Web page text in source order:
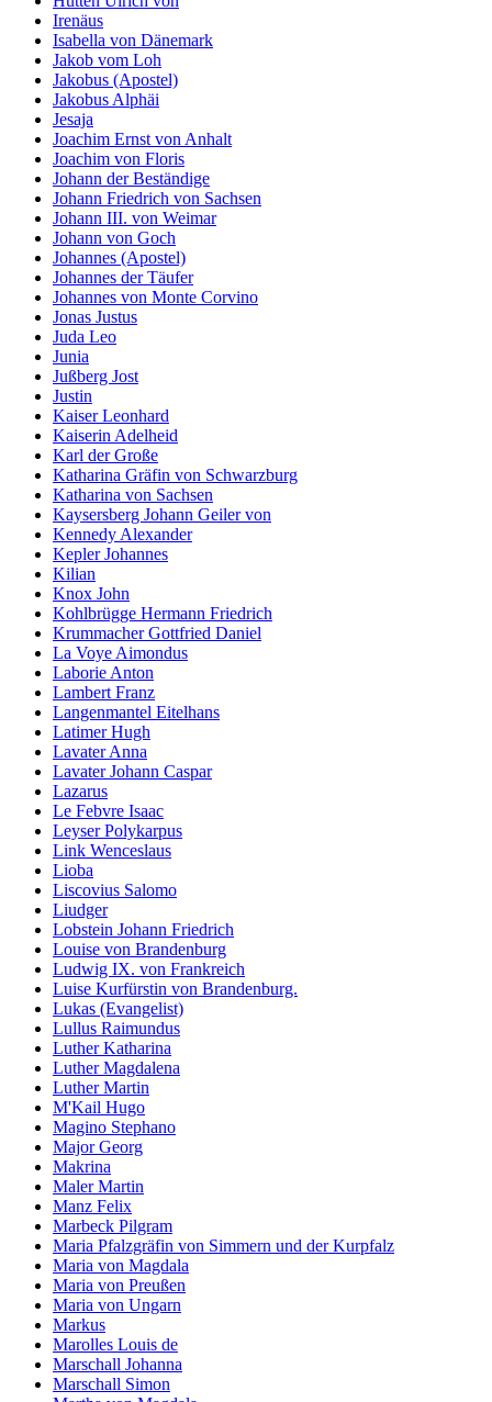
Irenäus
Isabella von Dänemark
Jakob vom Loh
Jakobus (Apostel)
Jakobus Alphäi
Jesaja
Joachim Ernst von Anhalt
Joachim von Floris
Johann der Beständige
Johann Friedrich von Sachsen
Johann III. von Weimar
Johann von Goch
Johannes (Apostel)
Johannes der Täufer
Johannes von Monte Corvino
Jonas Justus
Juda Leo
Junia
Jußberg Jost
Justin
Kaiser Leonhard
Kaiserin Adelheid
Karl der Große
Katharina Gräfin von Schwarzburg
Katharina von Sachsen
Kaysersberg Johann Geiler von
Kennedy Alexander
Kepler Johannes
Kilian
Knox John
Kohlbrügge Hermann Friedrich
Krummacher Gottfried Daniel
La Voye Aimondus
Laborie Anton
Lambert Franz
Langenmantel Eitelhans
Latimer Hugh
Lavater Anna
Lavater Johann Caspar
Lazarus
Le Febvre Isaac
Leyser Polykarpus
Link Wenceslaus
Lioba
Liscovius Salomo
Liudger
Lobstein Johann Friedrich
Louise von Brandenburg
Ludwig IX. von Frankreich
Luise Kurfürstin von Brandenburg.
Lukas (Evangelist)
Lullus Raimundus
Luther Katharina
Luther Magdalena
Luther Martin
M'Kail Hugo
Magino Stephano
Major Georg
Makrina
Maler Martin
Manz Felix
Marbeck Pilgram
Maria Pfalzgräfin von Simmern und der Kurpfalz
Maria von Magdala
Maria von Preußen
Maria von Ungarn
Markus
Marolles Louis de
Marschall Johanna
Marschall Simon